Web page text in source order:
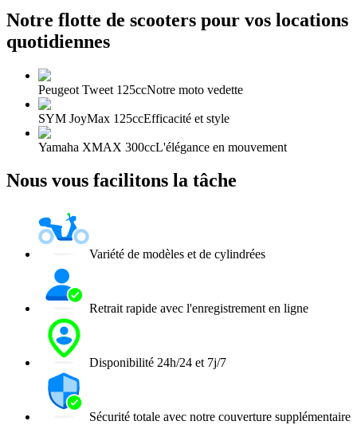
Notre flotte de scooters pour vos locations
quotidiennes
Peugeot Tweet 125ccNotre moto vedette
SYM JoyMax 125ccEfficacité et style
Yamaha XMAX 300ccL'élégance en mouvement
Nous vous facilitons la tâche
Variété de modèles et de cylindrées
Retrait rapide avec l'enregistrement en ligne
Disponibilité 24h/24 et 7j/7
Sécurité totale avec notre couverture supplémentaire